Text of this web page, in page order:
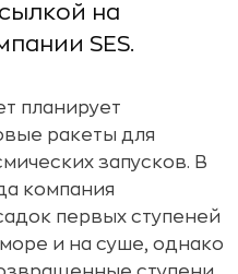
на
SES.
планирует
ракеты для
запусков. В
компания
первых ступеней
и на суше, однако